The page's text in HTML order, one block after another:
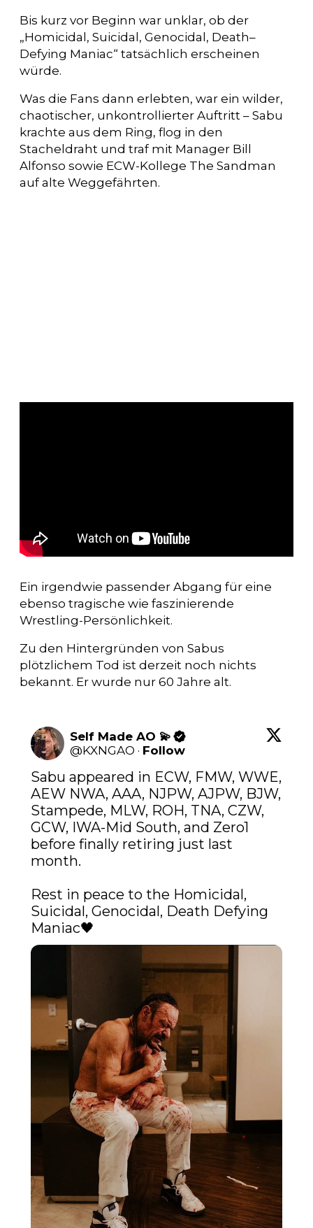
Bis kurz vor Beginn war unklar, ob der
„Homicidal, Suicidal, Genocidal, Death–
Defying Maniac“ tatsächlich erscheinen
würde.
Was die Fans dann erlebten, war ein wilder,
chaotischer, unkontrollierter Auftritt – Sabu
krachte aus dem Ring, flog in den
Stacheldraht und traf mit Manager Bill
Alfonso sowie ECW-Kollege The Sandman
auf alte Weggefährten.
Ein irgendwie passender Abgang für eine
ebenso tragische wie faszinierende
Wrestling-Persönlichkeit.
Zu den Hintergründen von Sabus
plötzlichem Tod ist derzeit noch nichts
bekannt. Er wurde nur 60 Jahre alt.
Self Made AO 💫
@KXNGAO · Follow
Sabu appeared in ECW, FMW, WWE,
AEW NWA, AAA, NJPW, AJPW, BJW,
Stampede, MLW, ROH, TNA, CZW,
GCW, IWA-Mid South, and Zero1
before finally retiring just last
month.
Rest in peace to the Homicidal,
Suicidal, Genocidal, Death Defying
Maniac🖤